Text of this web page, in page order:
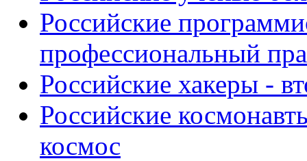
Российские
профессиональный
Российские хакеры -
Российские
космос